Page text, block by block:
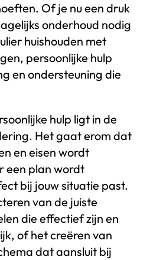
Of je nu een druk
onderhoud nodig
huishouden met
persoonlijke hulp
en ondersteuning die
hulp ligt in de
Het gaat erom dat
en eisen wordt
een plan wordt
bij jouw situatie past.
van de juiste
die effectief zijn en
of het creëren van
dat aansluit bij